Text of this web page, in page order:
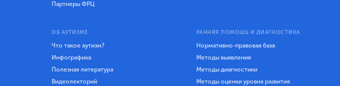
Партнеры ФРЦ
ОБ АУТИЗМЕ
Что такое аутизм?
Инфографика
Полезная литература
Видеолекторий
РАННЯЯ ПОМОЩЬ И ДИАГНОСТИКА
Нормативно-правовая база
Методы выявления
Методы диагностики
Методы оценки уровня развития